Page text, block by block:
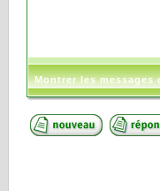
Montrer les